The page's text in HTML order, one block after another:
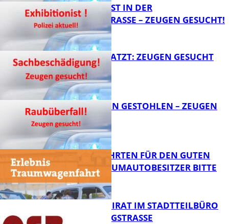
EXHIBITIONIST IN DER
VELMANNSTRASSE – ZEUGEN GESUCHT!
AUTO ZERKRATZT: ZEUGEN GESUCHT
FB News
TEURE KETTEN GESTOHLEN – ZEUGEN
GESUCHT!
SPENDENFAHRTEN FÜR DEN GUTEN
ZWECK – TRAUMAUTOBESITZER BITTE
MELDEN!
SENIORENBEIRAT IM STADTTEILBÜRO
IN DER KÖNIGSTRASSE